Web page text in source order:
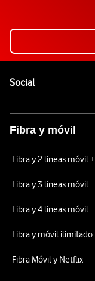
SocialEnlaces a las
Fibra y móvil
Fibra y 2 líneas móvil
Fibra y 3 líneas móvil
Fibra y 4 líneas móvil
Fibra y móvil ilimitado
Fibra Móvil y Netflix